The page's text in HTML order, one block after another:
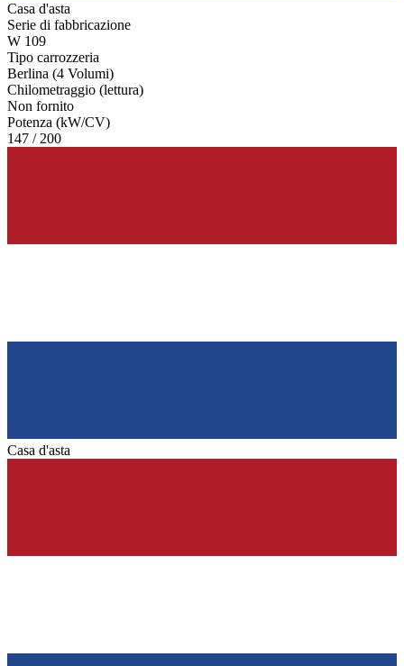
Casa d'asta
Serie di fabbricazione
W 109
Tipo carrozzeria
Berlina (4 Volumi)
Chilometraggio (lettura)
Non fornito
Potenza (kW/CV)
147 / 200
Casa d'asta